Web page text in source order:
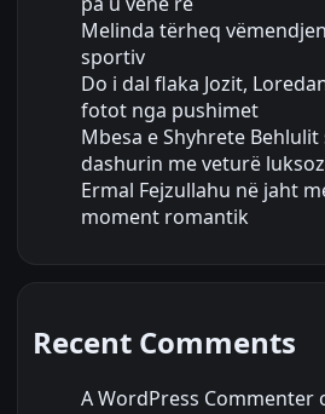
Melinda tërheq
sportiv
Do i dal flaka Jozit,
fotot nga pushimet
Mbesa e Shyhrete
dashurin me veturë
Ermal Fejzullahu në jaht
moment romantik
Recent Comments
A WordPress Commenter